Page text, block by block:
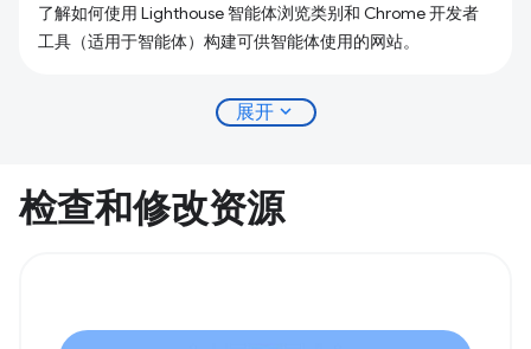
了解如何使用 Lighthouse 智能体浏览类别和 Chrome 开发者
工具（适用于智能体）构建可供智能体使用的网站。
展开 expand_more
检查和修改资源